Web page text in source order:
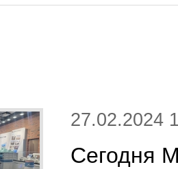
27.02.2024
Сегодня